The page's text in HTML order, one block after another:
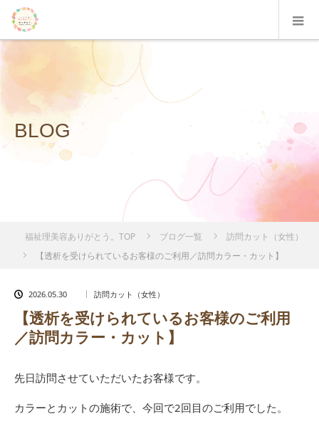
BLOG
福祉理美容ありがとう。TOP ブログ一覧
訪問カット（女性）
【透析を受けられているお客様のご利用／訪問カラー・カット】
2026.05.30 訪問カット（女性）
【透析を受けられているお客様のご利用
／訪問カラー・カット】
先日訪問させていただいたお客様です。
カラーとカットの施術で、今回で2回目のご利用でした。